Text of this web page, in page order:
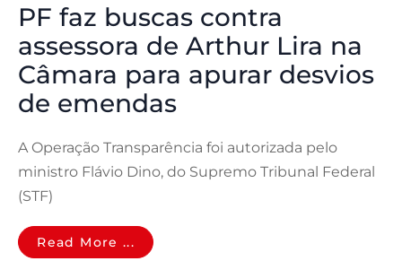
PF faz buscas contra
assessora de Arthur Lira na
Câmara para apurar desvios
de emendas
A Operação Transparência foi autorizada pelo
ministro Flávio Dino, do Supremo Tribunal Federal
(STF)
Read More ...